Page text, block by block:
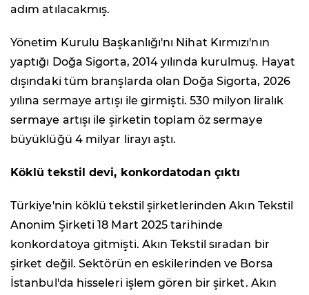
adım atılacakmış.
Yönetim Kurulu Başkanlığı'nı Nihat Kırmızı'nın
yaptığı Doğa Sigorta, 2014 yılında kurulmuş. Hayat
dışındaki tüm branşlarda olan Doğa Sigorta, 2026
yılına sermaye artışı ile girmişti. 530 milyon liralık
sermaye artışı ile şirketin toplam öz sermaye
büyüklüğü 4 milyar lirayı aştı.
Köklü tekstil devi, konkordatodan çıktı
Türkiye'nin köklü tekstil şirketlerinden Akın Tekstil
Anonim Şirketi 18 Mart 2025 tarihinde
konkordatoya gitmişti. Akın Tekstil sıradan bir
şirket değil. Sektörün en eskilerinden ve Borsa
İstanbul'da hisseleri işlem gören bir şirket. Akın